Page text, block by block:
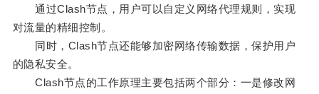
通过Clash节点，用户可以自定义网络代理规则，实现
对流量的精细控制。
同时，Clash节点还能够加密网络传输数据，保护用户
的隐私安全。
Clash节点的工作原理主要包括两个部分：一是修改网